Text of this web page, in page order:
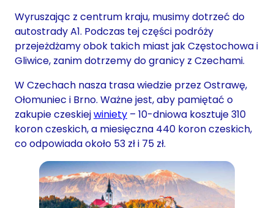
Wyruszając z centrum kraju, musimy dotrzeć do
autostrady A1. Podczas tej części podróży
przejeżdżamy obok takich miast jak Częstochowa i
Gliwice, zanim dotrzemy do granicy z Czechami.
W Czechach nasza trasa wiedzie przez Ostrawę,
Ołomuniec i Brno. Ważne jest, aby pamiętać o
zakupie czeskiejwiniety – 10-dniowa kosztuje 310
koron czeskich, a miesięczna 440 koron czeskich,
co odpowiada około 53 zł i 75 zł.